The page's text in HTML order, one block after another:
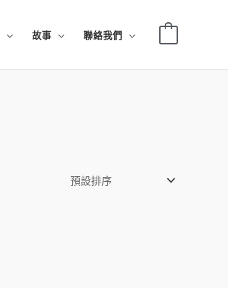
故事 聯絡我們